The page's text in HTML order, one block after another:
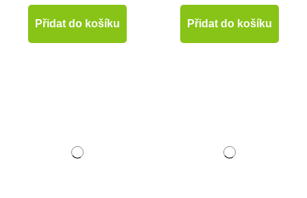
Přidat do košíku Přidat do košíku